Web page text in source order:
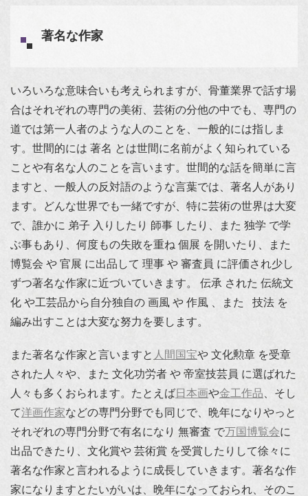
著名な作家
いろいろな意味合いも考えられますが、骨董業界で話す場
合はそれぞれの専門の美術、芸術の分他の中でも、専門の
道では第一人者のような人のことを、一般的には指しま
す。世間的には 著名 とは世間に名前がよく知られている
ことや有名な人のことを言います。世間的な話を簡単に言
ますと、一般人の反対語のような言葉では、著名人があり
ます。どんな世界でも一緒ですが、特に芸術の世界は大変
で、誰かに 弟子 入りしたり 師事 したり、また 独学 で学
ぶ事もあり、何度もの失敗を重ね 個展 を開いたり、また
博覧会 や 官展 に出品して 理事 や 審査員 に評価され少し
ずつ著名な作家に近づいていきます。 伝承 された 伝統文
化 や工芸品から自分独自の 画風 や 作風 、また 技法 を
編み出すことは大変な努力を要します。
また著名な作家と言いますと 人間国宝や 文化勲章 を受章
された人々や、また 文化功労者 や 帝室技芸員 に選ばれた
人々も多くおられます。たとえば日本画や金工作品 、そし
て洋画作家などの専門分野でも同じで、晩年になりやっと
それぞれの専門分野で有名になり 無審査 で万国博覧会に
出品できたり、文化賞や 芸術賞 を受賞したりして徐々に
著名な作家と言われるように成長していきます。著名な作
家になりますとたいがいは、晩年になっておられ、そのこ